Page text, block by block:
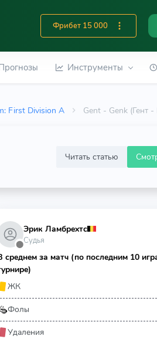
Фрибет 15 000
Инструменты
First Division A Gent - Genk (Гент
Читать статью
⬤
Эрик Ламбрехтс
Судья
среднем за матч (по последним 10
ЖК
Фолы
Удаления